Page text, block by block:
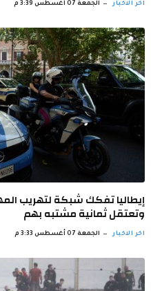
اخر الاخبار الجمعة 07 أغسطس 3:39 م
إيطاليا تفكك شبكة لتهريب
وتعتقل ثمانية مشتبه بهم
اخر الاخبار الجمعة 07 أغسطس 3:33 م